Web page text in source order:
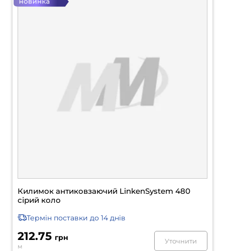
Килимок антиковзаючий LinkenSystem 480
прозорий коло
Термін поставки до 14 днів
193.18 грн
м
Уточнити